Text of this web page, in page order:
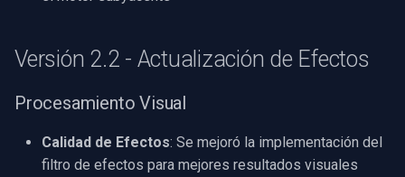
Versión 2.2 - Actualización de Efectos
Procesamiento Visual
Calidad de Efectos: Se mejoró la implementación del
filtro de efectos para mejores resultados visuales